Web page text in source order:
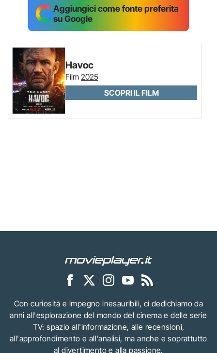
Aggiungici come fonte preferita
su Google
Havoc
Film 2025
SCOPRI IL FILM
Con curiosità e impegno inesauribili, ci dedichiamo da
anni all'esplorazione del mondo del cinema e delle serie
TV: spazio all'informazione, alle recensioni,
all'approfondimento e all'analisi, ma anche e soprattutto
al divertimento e alla passione.